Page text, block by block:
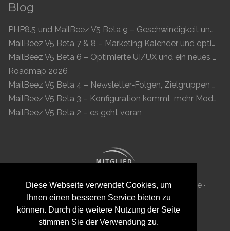
Diese Webseite verwendet Cookies, um
Ihnen einen besseren Service bieten zu
können. Durch die weitere Nutzung der Seite
stimmen Sie der Verwendung zu.
Blog
PHP8.5 und MailBeez V5 Beta 9 – Geschwindigkeit und Kompatibilität
MailBeez V5 Beta 7 & 8 – Marketing Kalender und optimierte UI
MailBeez V5 Beta 6 – Optimierte UI/UX und ein neues Newsletter-Konzept
Roadmap 2026
MailBeez V5 Beta 4 – Newsletter‑Folgen, Zielgruppen und moderne Vorschau
MailBeez V5 Beta 3 – Konfiguration kommt, mehr Module, flüssigeres UX
MailBeez V5 Beta 2 – es geht voran
MailBeez Aps · Ved Anlæget 6B · DK 7100 Vejle ·
Dänemark · Reg-ID: DK 34087040